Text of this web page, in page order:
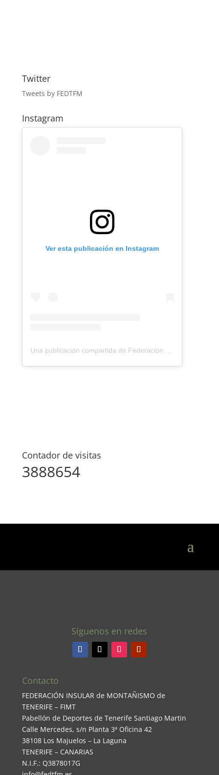
Twitter
Tweets by FEDTFM
Instagram
Ver esta publicación en Instagram
Una publicación compartida de Federación Montañismo Tenerife (@federacion_montanismo_tenerife)
Contador de visitas
3888654
Síguenos en redes
Contacto
FEDERACIÓN INSULAR de MONTAÑISMO de
TENERIFE – FIMT
Pabellón de Deportes de Tenerife Santiago Martin
Calle Mercedes, s/n Planta 3ª Oficina 42
38108 Los Majuelos – La Laguna
TENERIFE – CANARIAS
N.I.F.: Q3878017G